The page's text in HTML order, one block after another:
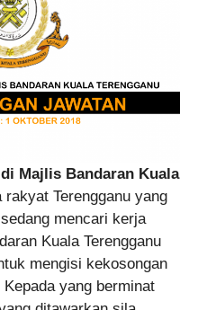
Majlis Bandaran Kuala
rakyat Terengganu yang
mencari kerja
Kuala Terengganu
mengisi kekosongan
yang berminat